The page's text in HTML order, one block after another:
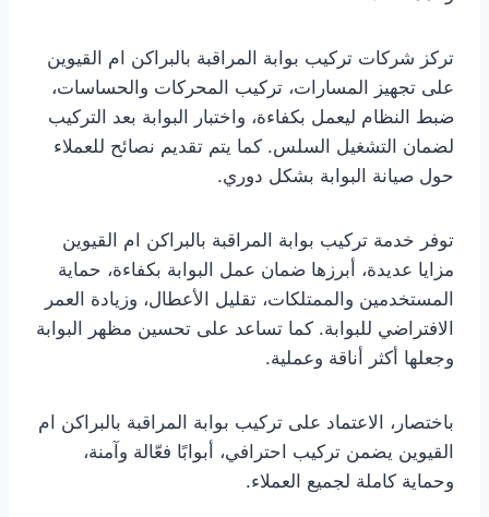
تركز شركات تركيب بوابة المراقبة بالبراكن ام القيوين
على تجهيز المسارات، تركيب المحركات والحساسات،
ضبط النظام ليعمل بكفاءة، واختبار البوابة بعد التركيب
لضمان التشغيل السلس. كما يتم تقديم نصائح للعملاء
حول صيانة البوابة بشكل دوري.
توفر خدمة تركيب بوابة المراقبة بالبراكن ام القيوين
مزايا عديدة، أبرزها ضمان عمل البوابة بكفاءة، حماية
المستخدمين والممتلكات، تقليل الأعطال، وزيادة العمر
الافتراضي للبوابة. كما تساعد على تحسين مظهر البوابة
وجعلها أكثر أناقة وعملية.
باختصار، الاعتماد على تركيب بوابة المراقبة بالبراكن ام
القيوين يضمن تركيب احترافي، أبوابًا فعّالة وآمنة،
وحماية كاملة لجميع العملاء.